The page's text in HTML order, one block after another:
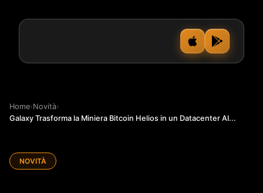
Home›Novità›
Galaxy Trasforma la Miniera Bitcoin Helios in un Datacenter AI...
NOVITÀ